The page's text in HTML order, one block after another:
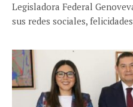
Legisladora Federal
sus redes sociales,